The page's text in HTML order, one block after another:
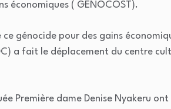
économiques ( GENOCOST).
génocide pour des gains
a fait le déplacement du centre
Première dame Denise Nyakeru